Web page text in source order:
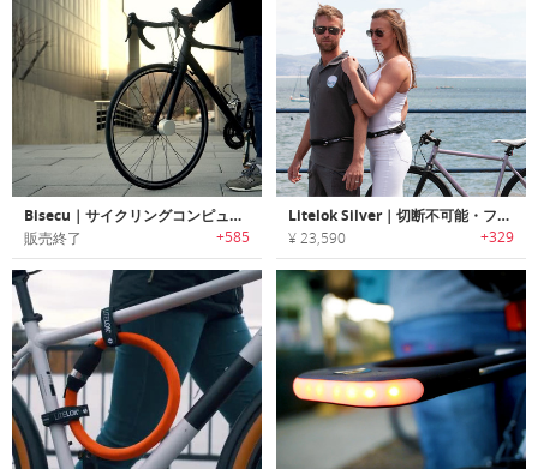
Bisecu｜サイクリングコンピューター搭載スマートバイクロック「バイセキュー」
販売終了 +585
Litelok Silver｜切断不可能・フレキシブルな超軽量バイクロック「ライトロックシルバー」
¥ 23,590 +329